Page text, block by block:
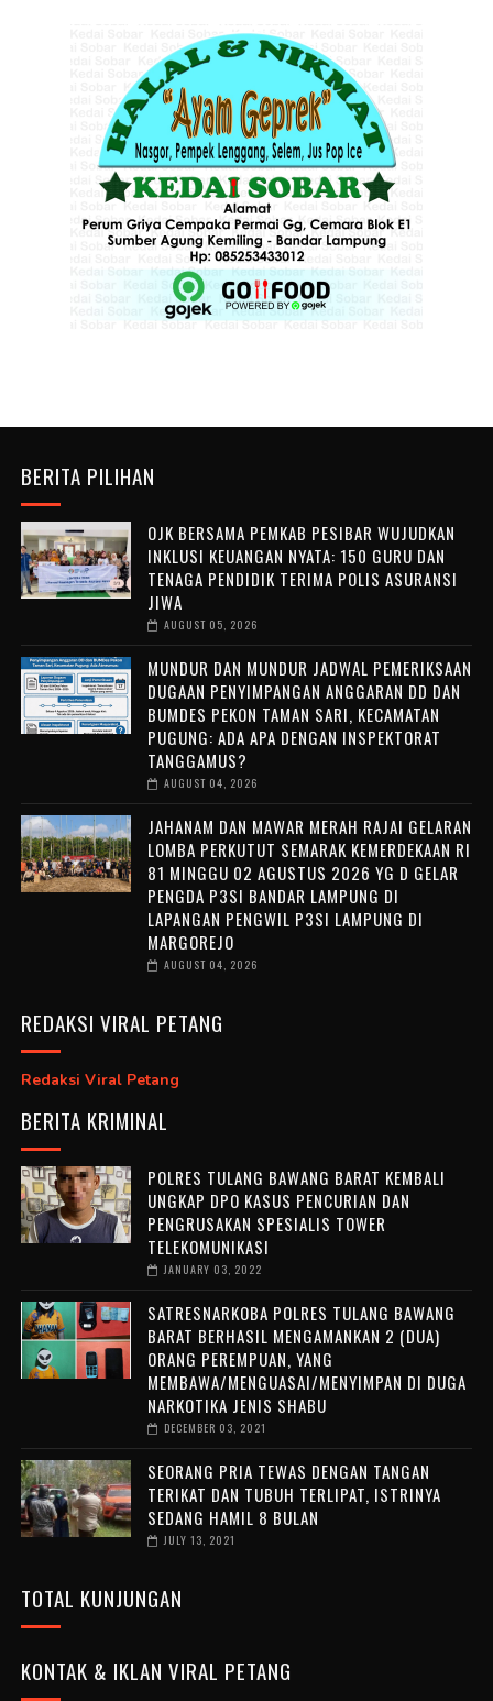
BERITA PILIHAN
OJK BERSAMA PEMKAB PESIBAR WUJUDKAN
INKLUSI KEUANGAN NYATA: 150 GURU DAN
TENAGA PENDIDIK TERIMA POLIS ASURANSI
JIWA
AUGUST 05, 2026
MUNDUR DAN MUNDUR JADWAL PEMERIKSAAN
DUGAAN PENYIMPANGAN ANGGARAN DD DAN
BUMDES PEKON TAMAN SARI, KECAMATAN
PUGUNG: ADA APA DENGAN INSPEKTORAT
TANGGAMUS?
AUGUST 04, 2026
JAHANAM DAN MAWAR MERAH RAJAI GELARAN
LOMBA PERKUTUT SEMARAK KEMERDEKAAN RI
81 MINGGU 02 AGUSTUS 2026 YG D GELAR
PENGDA P3SI BANDAR LAMPUNG DI
LAPANGAN PENGWIL P3SI LAMPUNG DI
MARGOREJO
AUGUST 04, 2026
REDAKSI VIRAL PETANG
Redaksi Viral Petang
BERITA KRIMINAL
POLRES TULANG BAWANG BARAT KEMBALI
UNGKAP DPO KASUS PENCURIAN DAN
PENGRUSAKAN SPESIALIS TOWER
TELEKOMUNIKASI
JANUARY 03, 2022
SATRESNARKOBA POLRES TULANG BAWANG
BARAT BERHASIL MENGAMANKAN 2 (DUA)
ORANG PEREMPUAN, YANG
MEMBAWA/MENGUASAI/MENYIMPAN DI DUGA
NARKOTIKA JENIS SHABU
DECEMBER 03, 2021
SEORANG PRIA TEWAS DENGAN TANGAN
TERIKAT DAN TUBUH TERLIPAT, ISTRINYA
SEDANG HAMIL 8 BULAN
JULY 13, 2021
TOTAL KUNJUNGAN
KONTAK & IKLAN VIRAL PETANG